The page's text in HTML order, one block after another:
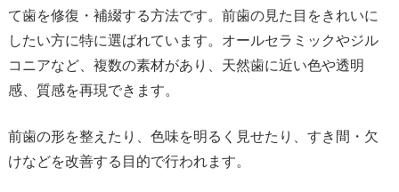
て歯を修復・補綴する方法です。前歯の見た目をきれいに
したい方に特に選ばれています。オールセラミックやジル
コニアなど、複数の素材があり、天然歯に近い色や透明
感、質感を再現できます。
前歯の形を整えたり、色味を明るく見せたり、すき間・欠
けなどを改善する目的で行われます。